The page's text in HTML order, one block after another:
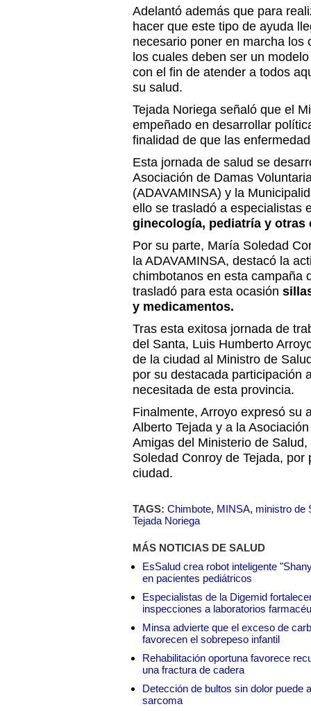
Adelantó además que para
hacer que este tipo de ayuda
necesario poner en marcha los
los cuales deben ser un
con el fin de atender a todos
su salud.
Tejada Noriega señaló que el
empeñado en desarrollar
finalidad de que las
Esta jornada de salud se
Asociación de Damas
(ADAVAMINSA) y la
ello se trasladó a especialistas
ginecología, pediatría y otras
Por su parte, María Soledad
la ADAVAMINSA, destacó la
chimbotanos en esta campaña
trasladó para esta ocasión
y medicamentos.
Tras esta exitosa jornada de
del Santa, Luis Humberto
de la ciudad al Ministro de
por su destacada participación
necesitada de esta provincia.
Finalmente, Arroyo expresó su
Alberto Tejada y a la
Amigas del Ministerio de
Soledad Conroy de Tejada,
ciudad.
TAGS: Chimbote, MINSA, ministro de
Tejada Noriega
MÁS NOTICIAS DE SALUD
EsSalud crea robot inteligente
en pacientes pediátricos
Especialistas de la Digemid
inspecciones a laboratorios
Minsa advierte que el exceso de
favorecen el sobrepeso infantil
Rehabilitación oportuna favorece
una fractura de cadera
Detección de bultos sin dolor puede
sarcoma